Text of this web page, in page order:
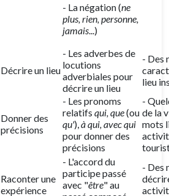
- La négation (ne
plus, rien, personne,
jamais...)
Décrire un lieu
- Les adverbes de
locutions
adverbiales pour
décrire un lieu
- Des
lieu
Donner des
précisions
- Les pronoms
relatifs qui, que(ou
qu'),à qui, avec qui
pour donner des
précisions
-
de la
mots
Raconter une
expérience
- L'accord du
participe passé
avec "être" au
- Des